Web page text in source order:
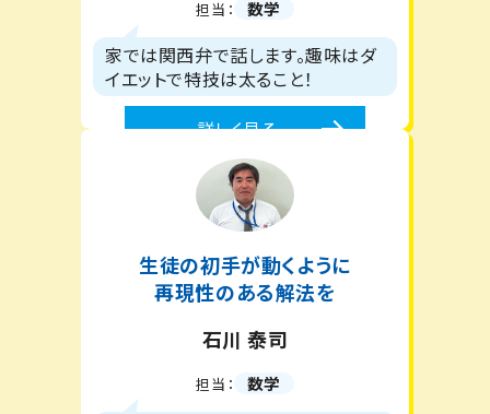
担当： 数学
家では関西弁で話します。趣味はダ
イエットで特技は太ること！
詳しく見る
生徒の初手が動くように
再現性のある解法を
石川 泰司
担当： 数学